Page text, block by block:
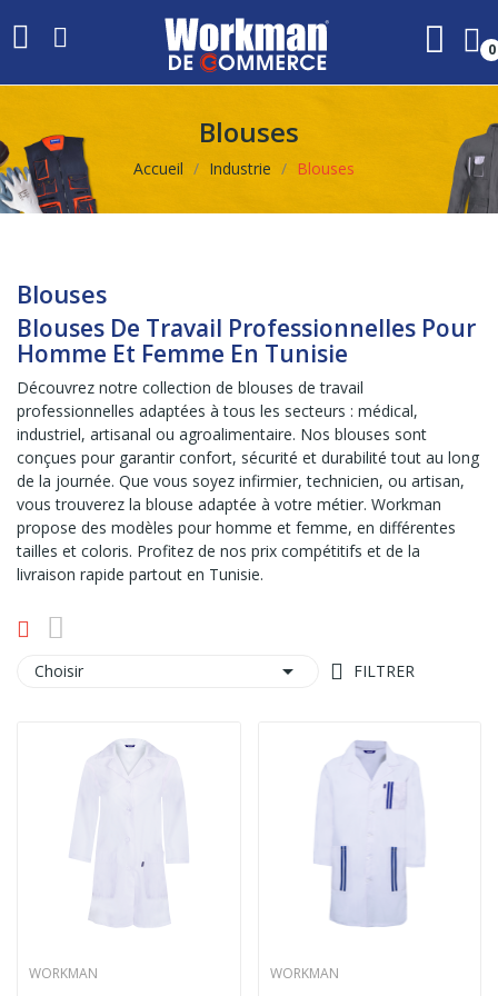
0
Blouses
Accueil Industrie Blouses
Blouses
Blouses De Travail Professionnelles Pour
Homme Et Femme En Tunisie
Découvrez notre collection de blouses de travail
professionnelles adaptées à tous les secteurs : médical,
industriel, artisanal ou agroalimentaire. Nos blouses sont
conçues pour garantir confort, sécurité et durabilité tout au long
de la journée. Que vous soyez infirmier, technicien, ou artisan,
vous trouverez la blouse adaptée à votre métier. Workman
propose des modèles pour homme et femme, en différentes
tailles et coloris. Profitez de nos prix compétitifs et de la
livraison rapide partout en Tunisie.
Choisir  FILTRER
WORKMAN WORKMAN